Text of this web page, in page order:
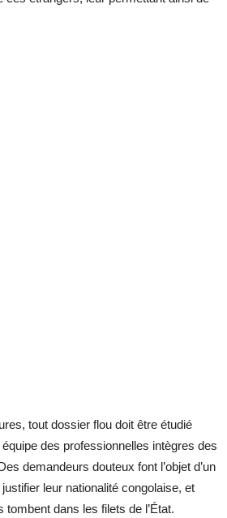
tout dossier flou doit être étudié
des professionnelles intègres des
demandeurs douteux font l’objet d’un
leur nationalité congolaise, et
tombent dans les filets de l’État.